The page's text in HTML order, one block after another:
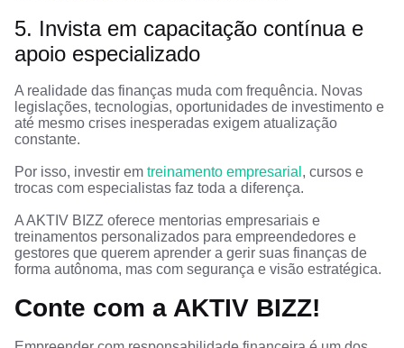
5. Invista em capacitação contínua e
apoio especializado
A realidade das finanças muda com frequência. Novas
legislações, tecnologias, oportunidades de investimento e
até mesmo crises inesperadas exigem atualização
constante.
Por isso, investir em treinamento empresarial , cursos e
trocas com especialistas faz toda a diferença.
A AKTIV BIZZ oferece mentorias empresariais e
treinamentos personalizados para empreendedores e
gestores que querem aprender a gerir suas finanças de
forma autônoma, mas com segurança e visão estratégica.
Conte com a AKTIV BIZZ!